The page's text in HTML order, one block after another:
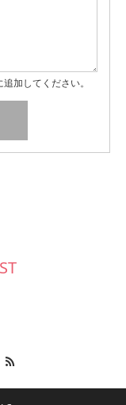
加してください。